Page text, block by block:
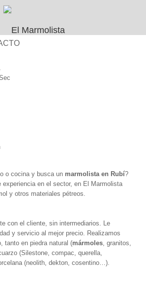
MARMOLISTAS RUBÍ
o cocina y busca un marmolista en Rubí?
experiencia en el sector, en El Marmolista
y otros materiales pétreos.
con el cliente, sin intermediarios. Le
y servicio al mejor precio. Realizamos
tanto en piedra natural (mármoles, granitos,
(Silestone, compac, querella,
(neolith, dekton, cosentino…).